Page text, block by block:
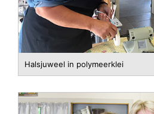
Halsjuweel in polymeerklei